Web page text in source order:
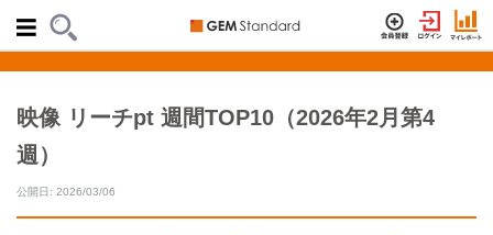
映像 リーチpt 週間TOP10（2026年2月第4
週）
公開日: 2026/03/06